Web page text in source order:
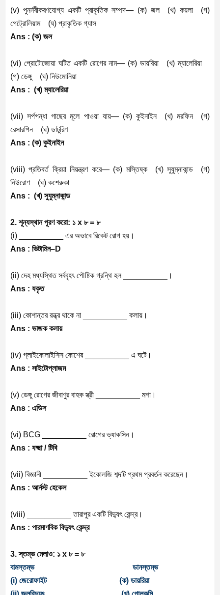
(v) পুনর্নবীকরণযোগ্য একটি প্রাকৃতিক সম্পদ— (ক)জল(খ)কয়লা (গ)
পেট্রোলিয়াম(ঘ) প্রাকৃতিক গ্যাস
Ans : (ক) জল
(vi) প্রোটোজোয়া ঘটিত একটি রোগের নাম— (ক)ডায়রিয়া (খ)ম্যালেরিয়া
(গ) ডেঙ্গু (ঘ) নিউমোনিয়া
Ans : (খ)ম্যালেরিয়া
(vii)সর্পগন্ধা গাছের মূলে পাওয়া যায়— (ক) কুইনাইন(খ) মরফিন(গ)
রেসারপিন(ঘ) ডাটুরিণ
Ans : (ক) কুইনাইন
(viii)প্রতিবর্ত ক্রিয়া নিয়ন্ত্রণ করে— (ক) মস্তিষ্ক(খ)সুযুম্নাকান্ড (গ)
নিউরোণ(ঘ) কশেরুকা
Ans : (খ) সুযুম্নাকান্ড
2. শূন্যস্থান পূরণ করো: ১ x ৮= ৮
(i) __________ এর অভাবে রিকেট রোগ হয়।
Ans : ভিটামিন–D
(ii) দেহ মধ্যস্থিত সর্ববৃহৎ পৌষ্টিক গ্রন্থি হল
।
Ans : যকৃত
(iii) কোশান্তর রন্ধ্র থাকে না
কলায়।
Ans : ভাজক কলায়
(iv) গ্লাইকোলাইসিস কোশের এ ঘটে।
Ans : সাইটোপ্লাজম
(v) ডেঙ্গু রোগের জীবাণুর বাহক স্ত্রী
মশা।
Ans : এডিস
(vi) BCG __________ রোগের ভ্যাকসিন।
Ans : যক্ষ্মা/টিবি
(vii) বিজ্ঞানী __________ইকোলজি শব্দটি প্রথম প্রবর্তন করেছেন।
Ans : আর্নস্ট হেকেল
(viii) __________তারাপুর একটি বিদ্যুৎ কেন্দ্র।
Ans : পারমাণবিক বিদ্যুৎ কেন্দ্র
3.স্তম্ভ মেলাও: ১ x ৮= ৮
বামস্তম্ভ
ডানস্তম্ভ
(i) জেরোফাইট (ক) ডায়রিয়া